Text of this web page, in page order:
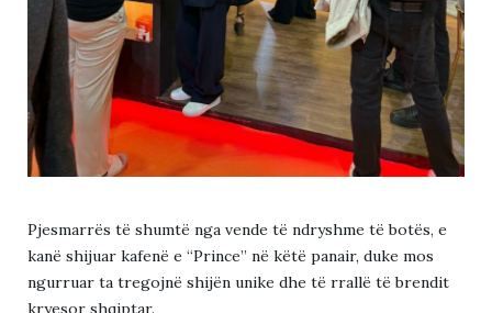
Pjesmarrës të shumtë nga vende të ndryshme të botës, e
kanë shijuar kafenë e “Prince” në këtë panair, duke mos
ngurruar ta tregojnë shijën unike dhe të rrallë të brendit